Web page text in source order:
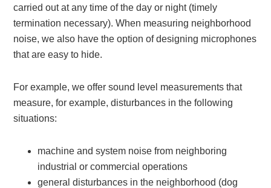
carried out at any time of the day or night (timely
termination necessary). When measuring neighborhood
noise, we also have the option of designing microphones
that are easy to hide.
For example, we offer sound level measurements that
measure, for example, disturbances in the following
situations:
machine and system noise from neighboring
industrial or commercial operations
general disturbances in the neighborhood (dog